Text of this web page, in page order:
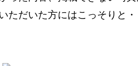
ただいた方にはこっそりと